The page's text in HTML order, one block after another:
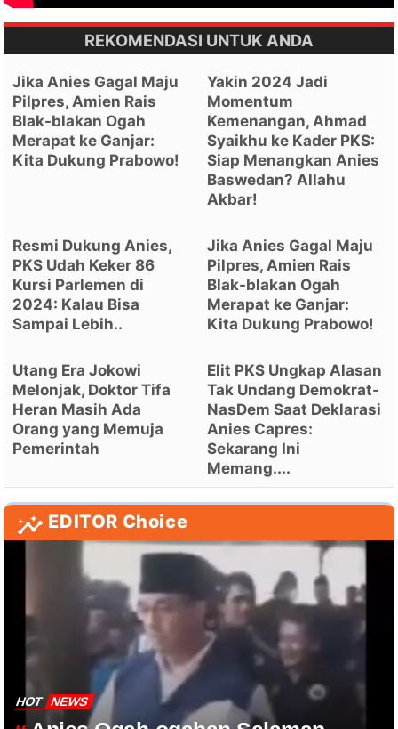
REKOMENDASI UNTUK ANDA
Jika Anies Gagal Maju
Pilpres, Amien Rais
Blak-blakan Ogah
Merapat ke Ganjar:
Kita Dukung Prabowo!
Yakin 2024 Jadi
Momentum
Kemenangan, Ahmad
Syaikhu ke Kader PKS:
Siap Menangkan Anies
Baswedan? Allahu
Akbar!
Resmi Dukung Anies,
PKS Udah Keker 86
Kursi Parlemen di
2024: Kalau Bisa
Sampai Lebih..
Jika Anies Gagal Maju
Pilpres, Amien Rais
Blak-blakan Ogah
Merapat ke Ganjar:
Kita Dukung Prabowo!
Utang Era Jokowi
Melonjak, Doktor Tifa
Heran Masih Ada
Orang yang Memuja
Pemerintah
Elit PKS Ungkap Alasan
Tak Undang Demokrat-
NasDem Saat Deklarasi
Anies Capres:
Sekarang Ini
Memang....
EDITOR Choice
HOT NEWS